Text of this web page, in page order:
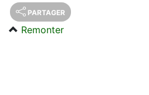
PARTAGER
Remonter